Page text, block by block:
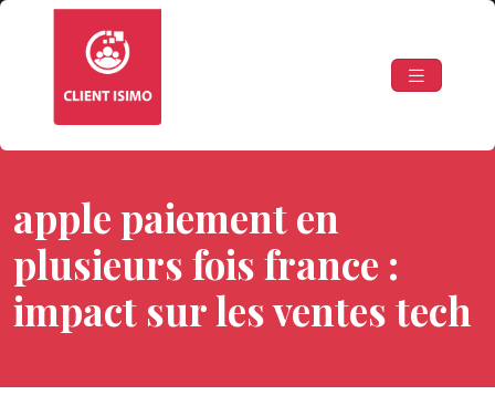
apple paiement en
plusieurs fois france :
impact sur les ventes tech